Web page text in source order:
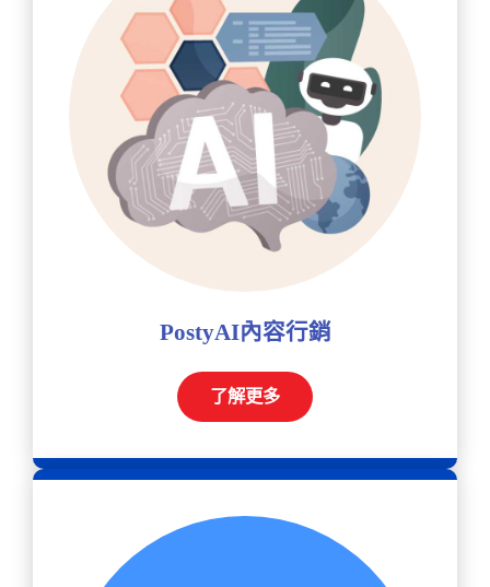
PostyAI內容行銷
了解更多